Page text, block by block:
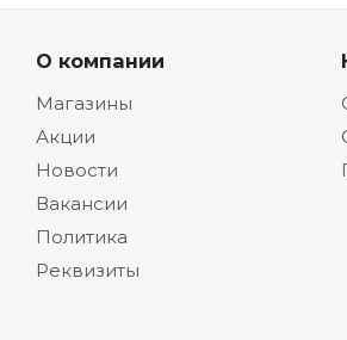
О компании
Магазины
Акции
Новости
Вакансии
Политика
Реквизиты